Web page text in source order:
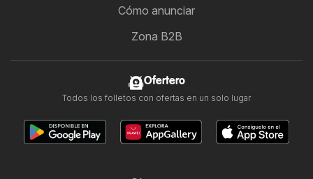
Cómo anunciar
Zona B2B
Ofertero
Todos los folletos con ofertas en un solo lugar